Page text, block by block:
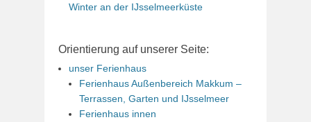
Winter an der IJsselmeerküste
Orientierung auf unserer Seite:
unser Ferienhaus
Ferienhaus Außenbereich Makkum –
Terrassen, Garten und IJsselmeer
Ferienhaus innen